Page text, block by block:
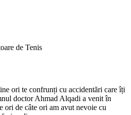
ori te confrunți cu accidentări care îți
doctor Ahmad Alqadi a venit în
ori de câte ori am avut nevoie cu